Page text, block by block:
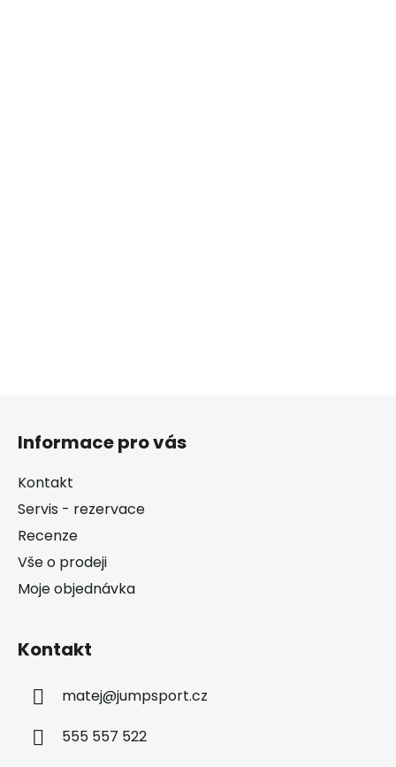
Informace pro vás
Kontakt
Servis - rezervace
Recenze
Vše o prodeji
Moje objednávka
Kontakt
matej@jumpsport.cz
555 557 522